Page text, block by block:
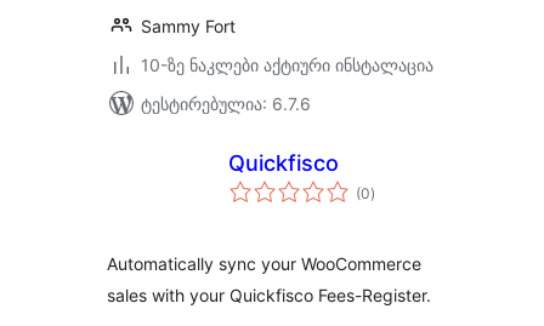
Sammy Fort
10-ზე ნაკლები აქტიური ინსტალაცია
ტესტირებულია: 6.7.6
Quickfisco
(0საერთო
რეიტინგი
)
Automatically sync your WooCommerce
sales with your Quickfisco Fees-Register.